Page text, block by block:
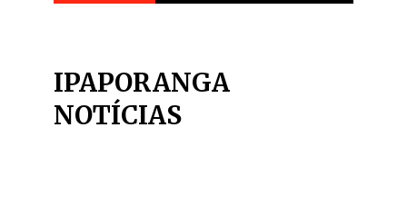
IPAPORANGA
NOTÍCIAS